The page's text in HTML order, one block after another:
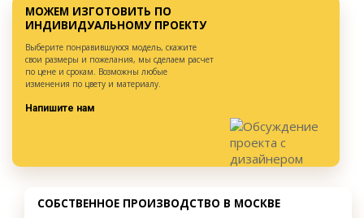
МОЖЕМ ИЗГОТОВИТЬ ПО
ИНДИВИДУАЛЬНОМУ ПРОЕКТУ
Выберите понравившуюся модель, скажите
свои размеры и пожелания, мы сделаем расчет
по цене и срокам. Возможны любые
изменения по цвету и материалу.
Напишите нам
СОБСТВЕННОЕ ПРОИЗВОДСТВО В МОСКВЕ